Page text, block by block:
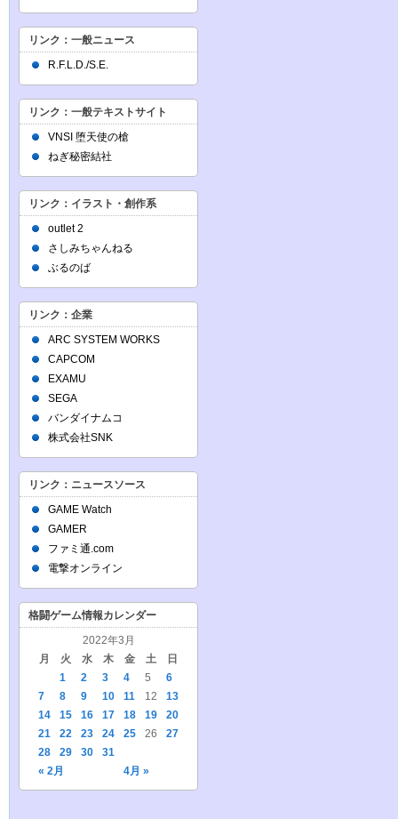
リンク：一般ニュース
R.F.L.D./S.E.
リンク：一般テキストサイト
VNSI 堕天使の槍
ねぎ秘密結社
リンク：イラスト・創作系
outlet 2
さしみちゃんねる
ぶるのば
リンク：企業
ARC SYSTEM WORKS
CAPCOM
EXAMU
SEGA
バンダイナムコ
株式会社SNK
リンク：ニュースソース
GAME Watch
GAMER
ファミ通.com
電撃オンライン
格闘ゲーム情報カレンダー
2022年3月
月
火 水 木 金 土 日
« 2月 4月 »
1 2 3 4 5
6
7
8 9 10 11 12
13
14
15 16 17 18 19
20
21
22 23 24 25 26
27
28
29 30 31